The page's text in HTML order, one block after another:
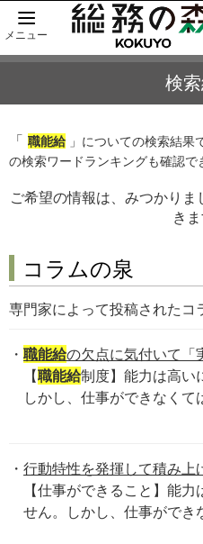
メニュー
検
「 職能給」についての検索結果
の検索ワードランキングも確認で
ご希望の情報は、みつかりま
きま
コラムの泉
専門家によって投稿されたコ
職能給の欠点に気付いて「
【職能給制度】能力は高い
しかし、仕事ができなく
行動特性を発揮して積み上
【仕事ができること】能
せん。しかし、仕事ができ